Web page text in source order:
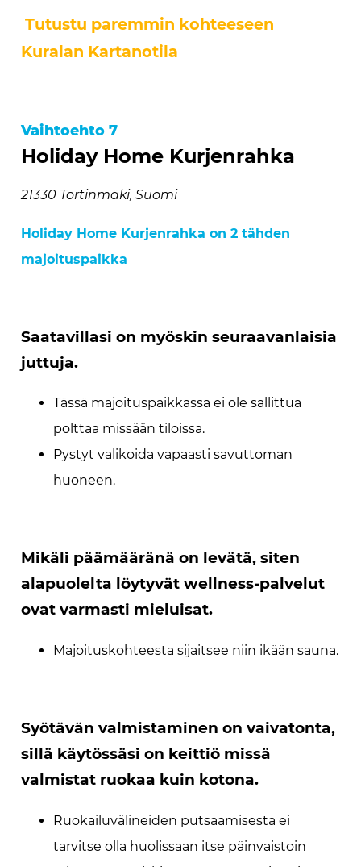
Tutustu paremmin kohteeseen
Kuralan Kartanotila
Vaihtoehto 7
Holiday Home Kurjenrahka
21330 Tortinmäki, Suomi
Holiday Home Kurjenrahka on 2 tähden
majoituspaikka
Saatavillasi on myöskin seuraavanlaisia
juttuja.
Tässä majoituspaikkassa ei ole sallittua
polttaa missään tiloissa.
Pystyt valikoida vapaasti savuttoman
huoneen.
Mikäli päämääränä on levätä, siten
alapuolelta löytyvät wellness-palvelut
ovat varmasti mieluisat.
Majoituskohteesta sijaitsee niin ikään sauna.
Syötävän valmistaminen on vaivatonta,
sillä käytössäsi on keittiö missä
valmistat ruokaa kuin kotona.
Ruokailuvälineiden putsaamisesta ei
tarvitse olla huolissaan itse päinvaistoin